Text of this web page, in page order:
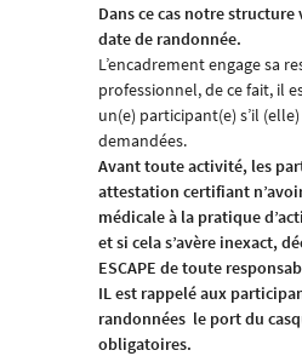
Dans ce cas notre
date de randonnée.
L’encadrement engage sa
professionnel, de ce fait, il
un(e) participant(e) s’il
demandées.
Avant toute activité, les
attestation certifiant
médicale à la pratique
et si cela s’avère inexact,
ESCAPE de toute
IL est rappelé aux
randonnées le port du
obligatoires.